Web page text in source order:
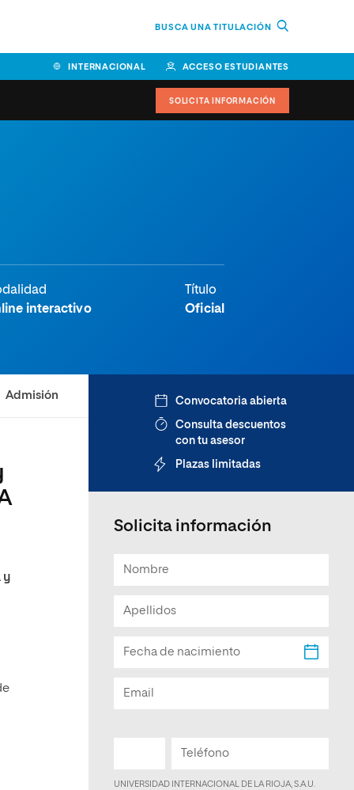
BUSCA UNA TITULACIÓN
INTERNACIONAL ACCESO ESTUDIANTES
Facultad de Economía y
Empresa
Escuela Superior de Ingeniería
Facultad de Artes y Ciencias
Sociales
SOLICITA INFORMACIÓN
interactivo
Título
Oficial
Admisión
y
Convocatoria abierta
Consulta descuentos
con tu asesor
Plazas limitadas
Solicita información